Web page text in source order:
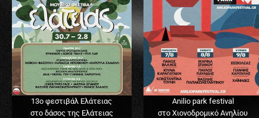
13o φεστιβάλ Ελάτειας
στο δάσος της Ελάτειας
Anilio park festival
στο Χιονοδρομικό Ανηλίου